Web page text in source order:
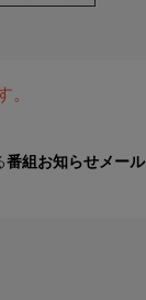
。
番組お知らせメール